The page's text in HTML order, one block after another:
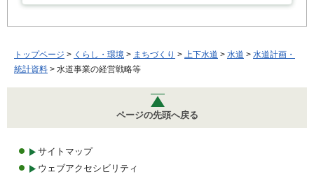
トップページ > くらし・環境 > まちづくり > 上下水道 > 水道 > 水道計画・
統計資料 > 水道事業の経営戦略等
ページの先頭へ戻る
サイトマップ
ウェブアクセシビリティ